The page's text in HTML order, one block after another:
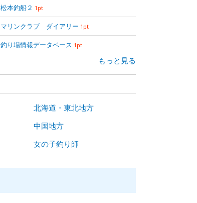
松本釣船２ 1pt
マリンクラブ ダイアリー 1pt
釣り場情報データベース 1pt
もっと見る
北海道・東北地方
中国地方
女の子釣り師